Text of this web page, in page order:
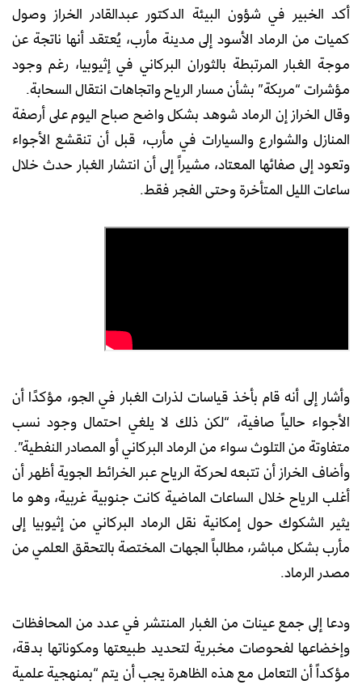
أكد الخبير في شؤون البيئة الدكتور عبدالقادر الخراز وصول
كميات من الرماد الأسود إلى مدينة مأرب، يُعتقد أنها ناتجة عن
موجة الغبار المرتبطة بالثوران البركاني في إثيوبيا، رغم وجود
مؤشرات “مربكة” بشأن مسار الرياح واتجاهات انتقال السحابة.
وقال الخراز إن الرماد شوهد بشكل واضح صباح اليوم على أرصفة
المنازل والشوارع والسيارات في مأرب، قبل أن تنقشع الأجواء
وتعود إلى صفائها المعتاد، مشيراً إلى أن انتشار الغبار حدث خلال
ساعات الليل المتأخرة وحتى الفجر فقط.
وأشار إلى أنه قام بأخذ قياسات لذرات الغبار في الجو، مؤكدًا أن
الأجواء حالياً صافية، “لكن ذلك لا يلغي احتمال وجود نسب
متفاوتة من التلوث سواء من الرماد البركاني أو المصادر النفطية”.
وأضاف الخراز أن تتبعه لحركة الرياح عبر الخرائط الجوية أظهر أن
أغلب الرياح خلال الساعات الماضية كانت جنوبية غربية، وهو ما
يثير الشكوك حول إمكانية نقل الرماد البركاني من إثيوبيا إلى
مأرب بشكل مباشر، مطالباً الجهات المختصة بالتحقق العلمي من
مصدر الرماد.
ودعا إلى جمع عينات من الغبار المنتشر في عدد من المحافظات
وإخضاعها لفحوصات مخبرية لتحديد طبيعتها ومكوناتها بدقة،
مؤكداً أن التعامل مع هذه الظاهرة يجب أن يتم “بمنهجية علمية